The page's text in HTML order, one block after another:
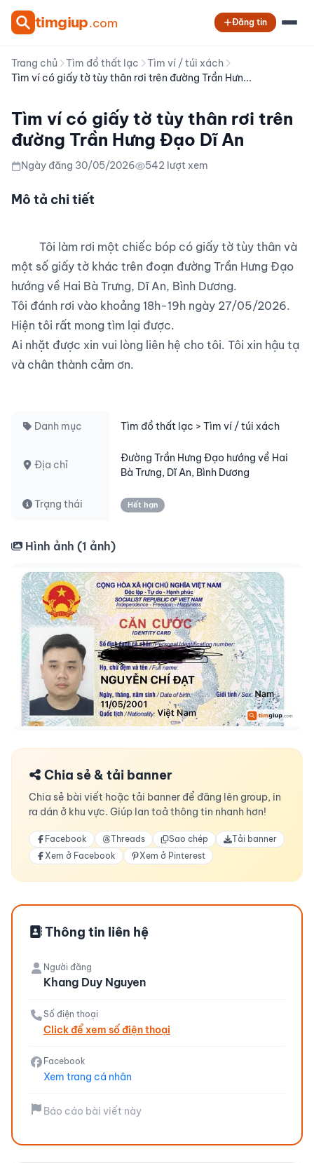
timgiup.com Đăng tin
Trang chủ Tìm đồ thất lạc
Tìm ví / túi xách
Tìm ví có giấy tờ tùy thân rơi trên đường Trần Hưn...
Tìm ví có giấy tờ tùy thân rơi trên
đường Trần Hưng Đạo Dĩ An
Ngày đăng 30/05/2026 542 lượt xem
Mô tả chi tiết
một số giấy tờ khác trên đoạn đường Trần Hưng Đạo
hướng về Hai Bà Trưng, Dĩ An, Bình Dương.
Tôi đánh rơi vào khoảng 18h-19h ngày 27/05/2026.
Hiện tôi rất mong tìm lại được.
Ai nhặt được xin vui lòng liên hệ cho tôi. Tôi xin hậu tạ
và chân thành cảm ơn.
Danh mục Tìm đồ thất lạc > Tìm ví / túi xách
Địa chỉ
Đường Trần Hưng Đạo hướng về Hai
Bà Trưng, Dĩ An, Bình Dương
Trạng thái Hết hạn
Hình ảnh (1 ảnh)
Chia sẻ & tải banner
Chia sẻ bài viết hoặc tải banner để đăng lên group, in
ra dán ở khu vực. Giúp lan toả thông tin nhanh hơn!
Facebook Threads Sao chép
Tải banner
Xem ở Facebook
Xem ở Pinterest
Thông tin liên hệ
Người đăng
Khang Duy Nguyen
Số điện thoại
Click để xem số điện thoại
Facebook
Xem trang cá nhân
Báo cáo bài viết này